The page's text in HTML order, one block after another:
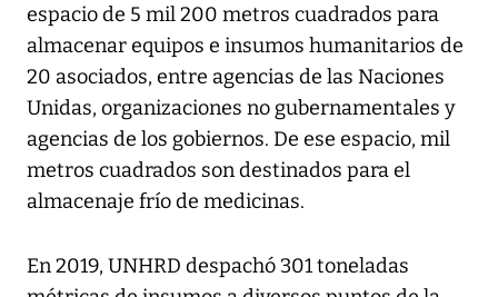
espacio de 5 mil 200 metros cuadrados para
almacenar equipos e insumos humanitarios de
20 asociados, entre agencias de las Naciones
Unidas, organizaciones no gubernamentales y
agencias de los gobiernos. De ese espacio, mil
metros cuadrados son destinados para el
almacenaje frío de medicinas.
En 2019, UNHRD despachó 301 toneladas